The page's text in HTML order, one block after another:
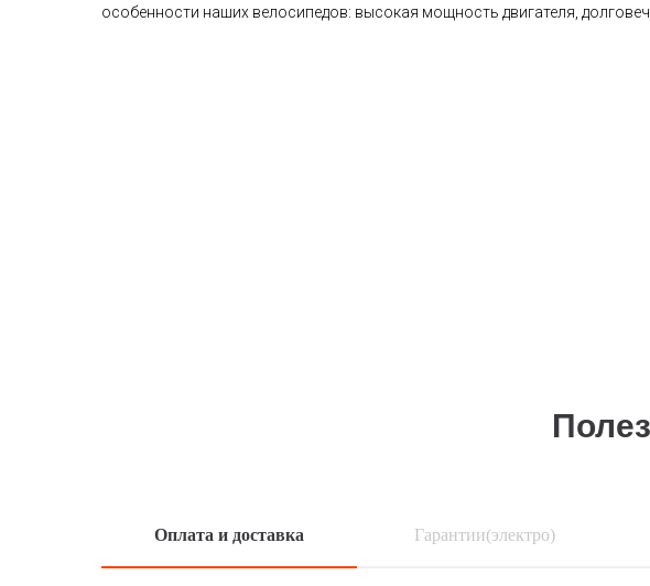
особенности наших велосипедов: высокая мощность двигателя,
Оплата и доставка Гарантии(электро)